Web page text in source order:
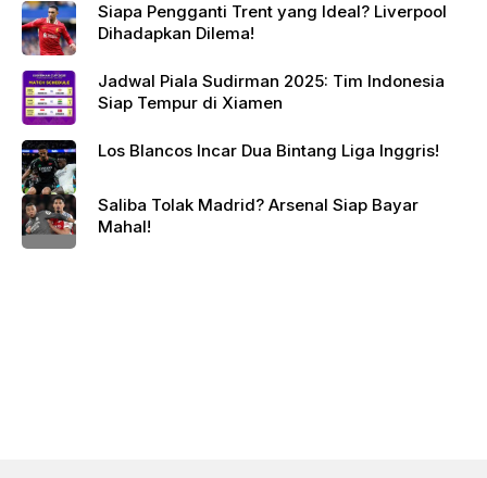
Siapa Pengganti Trent yang Ideal? Liverpool
Dihadapkan Dilema!
Jadwal Piala Sudirman 2025: Tim Indonesia
Siap Tempur di Xiamen
Los Blancos Incar Dua Bintang Liga Inggris!
Saliba Tolak Madrid? Arsenal Siap Bayar
Mahal!